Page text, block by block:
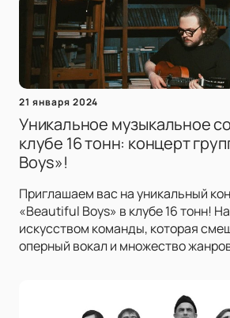
21 января 2024
Уникальное музыкальное
клубе 16 тонн: концерт
Boys»!
Приглашаем вас на уникальный
«Beautiful Boys» в клубе 16 тонн!
искусством команды, которая
оперный вокал и множество